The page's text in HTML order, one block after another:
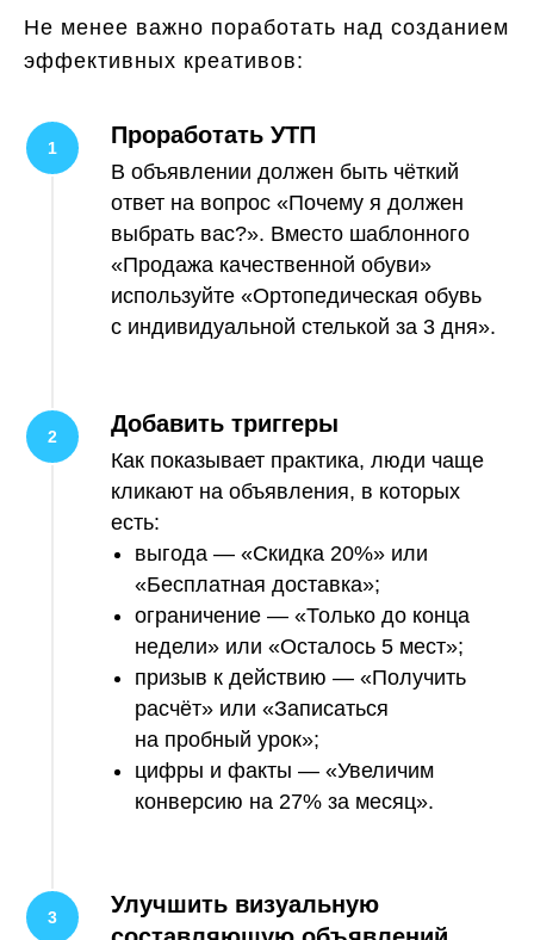
Не менее важно поработать над созданием
эффективных креативов:
Проработать УТП
В объявлении должен быть чёткий
ответ на вопрос «Почему я должен
выбрать вас?». Вместо шаблонного
«Продажа качественной обуви»
используйте «Ортопедическая обувь
с индивидуальной стелькой за 3 дня».
Добавить триггеры
Как показывает практика, люди чаще
кликают на объявления, в которых
есть:
выгода — «Скидка 20%» или
«Бесплатная доставка»;
ограничение — «Только до конца
недели» или «Осталось 5 мест»;
призыв к действию — «Получить
расчёт» или «Записаться
на пробный урок»;
цифры и факты — «Увеличим
конверсию на 27% за месяц».
Улучшить визуальную